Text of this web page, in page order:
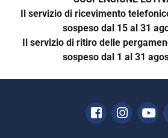
Il servizio di ricevimento
sospeso dal 15 al 31
Il servizio di ritiro delle
sospeso dal 1 al 31
Facebook